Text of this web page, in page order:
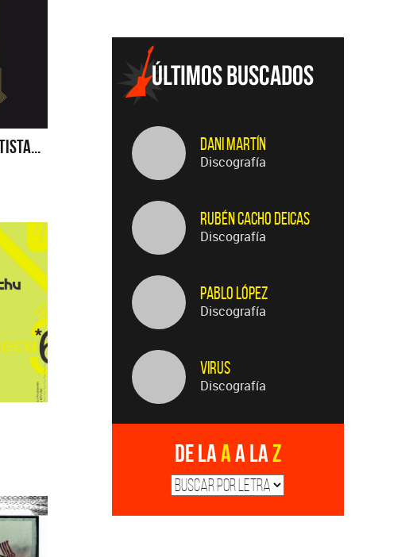
Dani Martín
Discografía
Rubén Cacho Deicas
Discografía
Pablo López
Discografía
Virus
Discografía
De laAa laZ